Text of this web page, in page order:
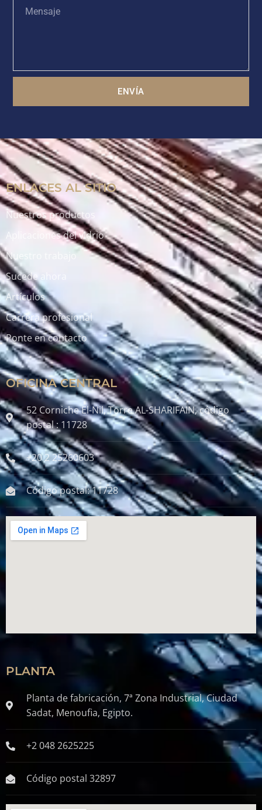
ENVÍA
ENLACES AL SITIO
Nuestros productos
Aplicaciones del vidrio
Nuestro trabajo
Sucede ahora
Artículos
Carrera profesional
Ponte en contacto
OFICINA CENTRAL
52 Corniche El-Nil, Torre AL-SHARIFAIN, código
postal : 11728
+20 2 25260603
Código postal: 11728
PLANTA
Planta de fabricación, 7ª Zona Industrial, Ciudad
Sadat, Menoufia, Egipto.
+2 048 2625225
Código postal 32897